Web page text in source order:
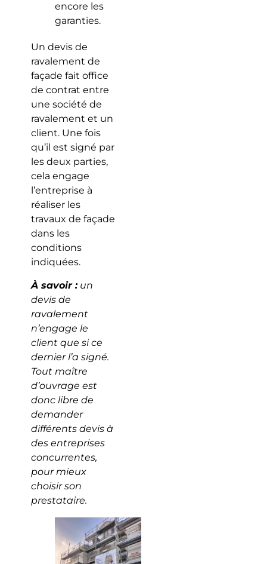
encore les
garanties.
Un devis de
ravalement de
façade fait office
de contrat entre
une société de
ravalement et un
client. Une fois
qu’il est signé par
les deux parties,
cela engage
l’entreprise à
réaliser les
travaux de façade
dans les
conditions
indiquées.
À savoir :un
devis de
ravalement
n’engage le
client que si ce
dernier l’a signé.
Tout maître
d’ouvrage est
donc libre de
demander
différents devis à
des entreprises
concurrentes,
pour mieux
choisir son
prestataire.